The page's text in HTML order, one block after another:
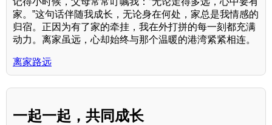
家。”这句话伴随我成长，无论身在何处，家总是我情感的
归宿。正因为有了家的牵挂，我在外打拼的每一刻都充满
动力。离家虽远，心却始终与那个温暖的港湾紧紧相连。
离家路远
一起一起，共同成长